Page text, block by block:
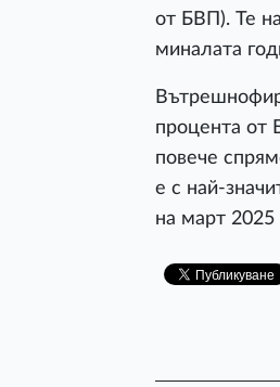
от БВП). Те
миналата
процента от
повече
е с най-
на март 2025